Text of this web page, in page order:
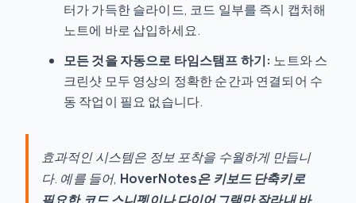
터가 가득한 슬라이드, 코드 일부를 즉시 캡처해
노트에 바로 삽입하세요.
모든 것을 자동으로 타임스탬프 하기: 노트와 스
크린샷 모두 영상의 정확한 순간과 연결되어 수
동 작업이 필요 없습니다.
효과적인 시스템은 정보 포착을 수월하게 만듭니
다. 예를 들어, HoverNotes은 키보드 단축키로